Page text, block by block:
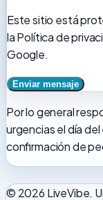
Este sitio está
la Política de
Google.
Por lo general
urgencias el día
confirmación de
© 2026 LiveVibe.